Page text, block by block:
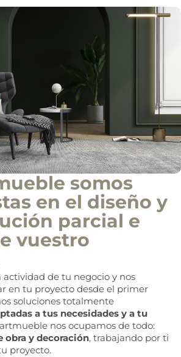
somos
en el diseño y
parcial e
vuestro
actividad de tu negocio y nos
en tu proyecto desde el primer
soluciones totalmente
a tus necesidades y a tu
nos ocupamos de todo:
obra y decoración, trabajando por ti
proyecto.